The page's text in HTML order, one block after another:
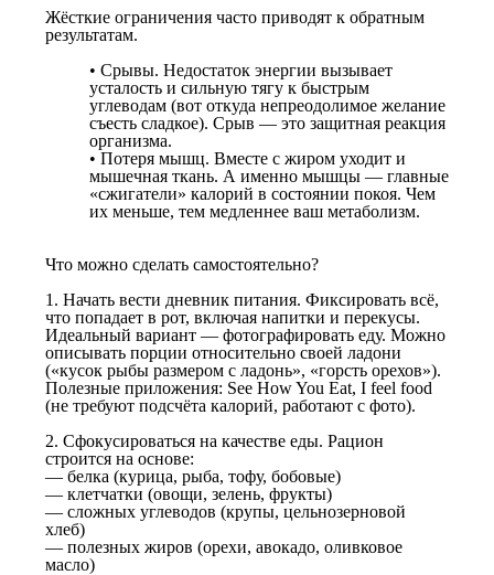
Жёсткие ограничения часто приводят к обратным
результатам.
• Срывы. Недостаток энергии вызывает
усталость и сильную тягу к быстрым
углеводам (вот откуда непреодолимое желание
съесть сладкое). Срыв — это защитная реакция
организма.
• Потеря мышц. Вместе с жиром уходит и
мышечная ткань. А именно мышцы — главные
«сжигатели» калорий в состоянии покоя. Чем
их меньше, тем медленнее ваш метаболизм.
Что можно сделать самостоятельно?
1. Начать вести дневник питания. Фиксировать всё,
что попадает в рот, включая напитки и перекусы.
Идеальный вариант — фотографировать еду. Можно
описывать порции относительно своей ладони
(«кусок рыбы размером с ладонь», «горсть орехов»).
Полезные приложения: See How You Eat, I feel food
(не требуют подсчёта калорий, работают с фото).
2. Сфокусироваться на качестве еды. Рацион
строится на основе:
— белка (курица, рыба, тофу, бобовые)
— клетчатки (овощи, зелень, фрукты)
— сложных углеводов (крупы, цельнозерновой
хлеб)
— полезных жиров (орехи, авокадо, оливковое
масло)